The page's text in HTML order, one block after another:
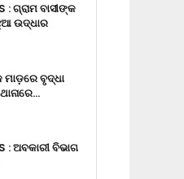
: ଗ୍ରାମ ବାସୀଙ୍କ
ଉଦ୍ଧାର
ବୃଦ୍ଧା
: ଅବକାରୀ ବିଭାଗ